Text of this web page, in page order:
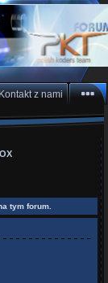
z nami
tym forum.